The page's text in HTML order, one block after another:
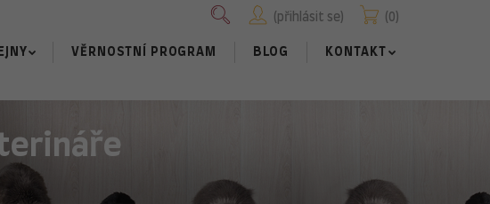
0
přihlásit se
VĚRNOSTNÍ PROGRAM BLOG KONTAKT